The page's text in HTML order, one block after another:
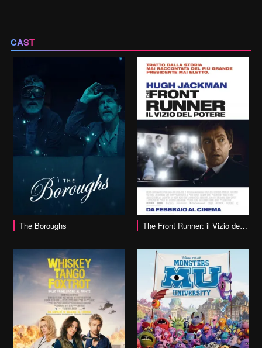
CAST
The Boroughs
vai alla scheda The Front Runner: il Vizio del Potere